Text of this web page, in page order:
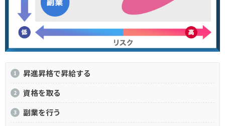
昇進昇格で昇給する
資格を取る
副業を行う